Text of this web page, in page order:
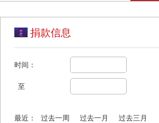
捐款信息
时间：
至
最近： 过去一周 过去一月 过去三月